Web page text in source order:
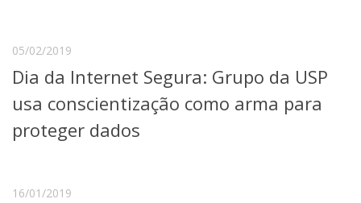
Aplicativos e Sites
Agenda de Eventos
Defesa de Teses
05/02/2019
Dia da Internet Segura: Grupo da USP
usa conscientização como arma para
proteger dados
16/01/2019